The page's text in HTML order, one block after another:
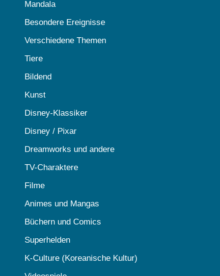
Mandala
Besondere Ereignisse
Verschiedene Themen
Tiere
Bildend
Kunst
Disney-Klassiker
Disney / Pixar
Dreamworks und andere
TV-Charaktere
Filme
Animes und Mangas
Büchern und Comics
Superhelden
K-Culture (Koreanische Kultur)